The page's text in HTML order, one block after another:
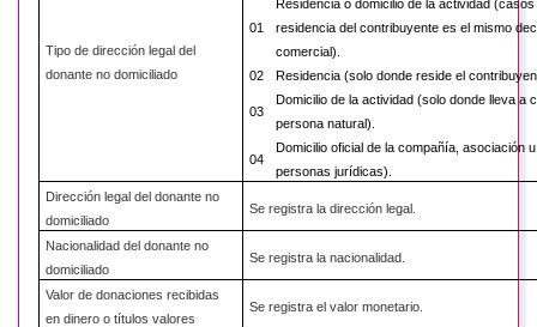
Tipo de dirección legal del
donante no domiciliado
01
Residencia o domicilio de la actividad
residencia del contribuyente es el mismo
comercial).
02
Residencia (solo donde reside el
03
Domicilio de la actividad (solo donde lleva a
persona natural).
04
Domicilio oficial de la compañía, asociación
personas jurídicas).
Dirección legal del donante no
domiciliado
Se registra la dirección legal.
Nacionalidad del donante no
domiciliado
Se registra la nacionalidad.
Valor de donaciones recibidas
en dinero o títulos valores
Se registra el valor monetario.